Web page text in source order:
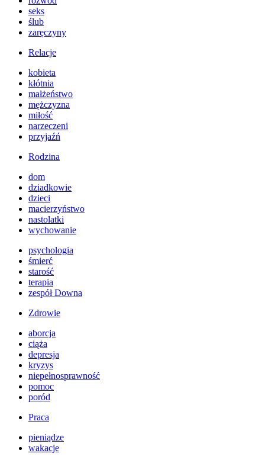
seks
ślub
zaręczyny
Relacje
kobieta
kłótnia
małżeństwo
mężczyzna
miłość
narzeczeni
przyjaźń
Rodzina
dom
dziadkowie
dzieci
macierzyństwo
nastolatki
wychowanie
psychologia
śmierć
starość
terapia
zespół Downa
Zdrowie
aborcja
ciąża
depresja
kryzys
niepełnosprawność
pomoc
poród
Praca
pieniądze
wakacje